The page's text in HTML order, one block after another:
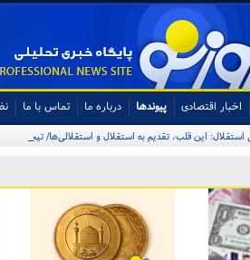
اخبار اقتصادی پیوندها درباره ما تماس با ما
استقلال: این قلب، تقدیم به استقلال و استقلالی‌ها/ تیم‌ملی